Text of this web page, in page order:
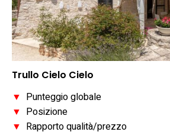
Trullo Cielo Cielo
▼ Punteggio globale
▼ Posizione
▼ Rapporto qualità/prezzo